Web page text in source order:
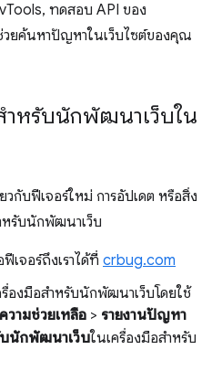
ทดสอบ API ของ
ยค้นหาปัญหาในเว็บไซต์ของคุณ
หรับนักพัฒนาเว็บใน
กับฟีเจอร์ใหม่ การอัปเดต หรือสิ่ง
หรับนักพัฒนาเว็บ
เจอร์ถึงเราได้ที่ crbug.com
องมือสําหรับนักพัฒนาเว็บโดยใช้
ความช่วยเหลือ > รายงานปัญหา
บนักพัฒนาเว็บในเครื่องมือสําหรับ